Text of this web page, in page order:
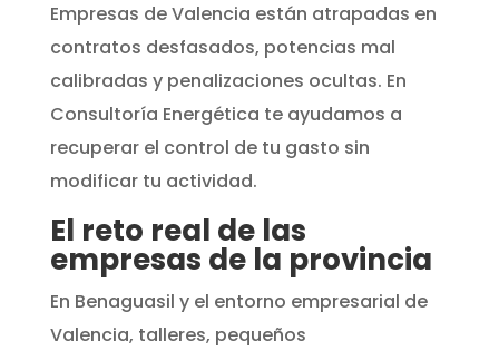
Empresas de Valencia están atrapadas en
contratos desfasados, potencias mal
calibradas y penalizaciones ocultas. En
Consultoría Energética te ayudamos a
recuperar el control de tu gasto sin
modificar tu actividad.
El reto real de las
empresas de la provincia
En Benaguasil y el entorno empresarial de
Valencia, talleres, pequeños